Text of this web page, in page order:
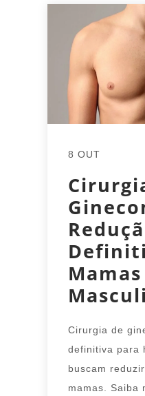
8 OUT
Mamas
Cirurgia de
definitiva para
buscam
mamas. Saiba